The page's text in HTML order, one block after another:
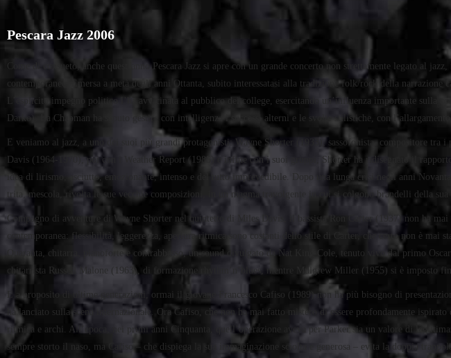
Pescara Jazz 2006
Come di consueto, anche quest’anno Pescara Jazz si apre con un grande concerto non strettamente legato al
contemporanee. Emersa a metà degli anni Ottanta, subito interessatasi alla tradizione folk/rock della
L’esplicito impegno politico l’ha avvicinata al pubblico dei college, esercitando un’influenza importante
Darko). La Chapman ha saputo gestire con intelligenza i successi alterni e le svolte stilistiche, con
E veniamo al jazz, a uno dei suoi più grandi protagonisti: Wayne Shorter (1933), sassofonista, compositore
Davis (1964-1970), poi con i Weather Report (1985) e infine con i suoi gruppi, Shorter ha ridisegnato il
idea di lirismo, asciutto, emozionante, intenso e del tutto imprevedibile. Dopo una lunga crisi negli anni
trita, mescola, rivolta le sue vecchie composizioni, in un magma travolgente in cui si colgono brandelli della
Compagno di avventure di Wayne Shorter nel quintetto di Miles Davis, il bassista Ron Carter (1937) non ha
contemporanea: flessibilità, leggerezza, apertura ritmica sono costanti dello stile di Carter, che certo non è
Quaranta, chitarra, pianoforte e contrabbasso, un sound divulgato da Nat King Cole, tenuto vivo dal primo
chitarrista Russell Malone (1963), di formazione rhythm’n’blues, mentre Mulgrew Miller (1955) si è imposto
E a proposito di ultime generazioni, ormai il giovane Francesco Cafiso (1989) non ha più bisogno di
ha lanciato sulla scena internazionale. Ora Cafiso, che non ha mai fatto mistero di essere profondamente
ritmica e archi. All’epoca, nei primi anni Cinquanta, quell’operazione aveva per Parker sia un valore di
sempre storto il naso, ma Cafiso – che dispiega la sua immaginazione sciolta e generosa – evita la doppia